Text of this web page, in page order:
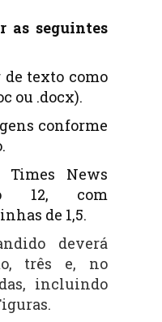
as seguintes
texto como
ou .docx).
conforme
News
12, com
de 1,5.
deverá
três e, no
incluindo